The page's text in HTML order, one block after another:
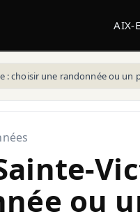
AIX-
: choisir une randonnée ou un
ou